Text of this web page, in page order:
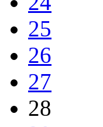
25
26
27
28